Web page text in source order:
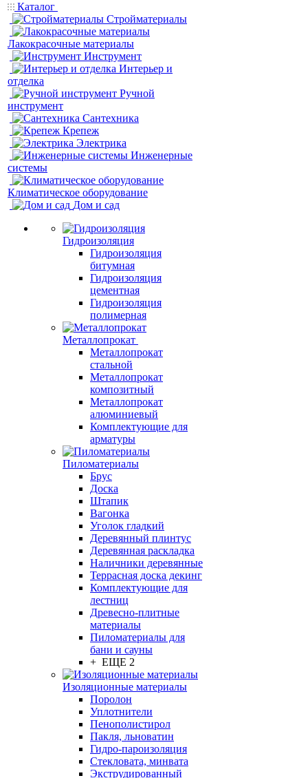
Каталог
Стройматериалы
Лакокрасочные материалы
Инструмент
Интерьер и
отделка
Ручной
инструмент
Сантехника
Крепеж
Электрика
Инженерные
системы
Климатическое оборудование
Дом и сад
Гидроизоляция
Гидроизоляция
битумная
Гидроизоляция
цементная
Гидроизоляция
полимерная
Металлопрокат
Металлопрокат
стальной
Металлопрокат
композитный
Металлопрокат
алюминиевый
Комплектующие для
арматуры
Пиломатериалы
Брус
Доска
Штапик
Вагонка
Уголок гладкий
Деревянный плинтус
Деревянная раскладка
Наличники деревянные
Террасная доска декинг
Комплектующие для
лестниц
Древесно-плитные
материалы
Пиломатериалы для
бани и сауны
+ ЕЩЕ 2
Изоляционные материалы
Поролон
Уплотнители
Пенополистирол
Пакля, льноватин
Гидро-пароизоляция
Стекловата, минвата
Экструдированный